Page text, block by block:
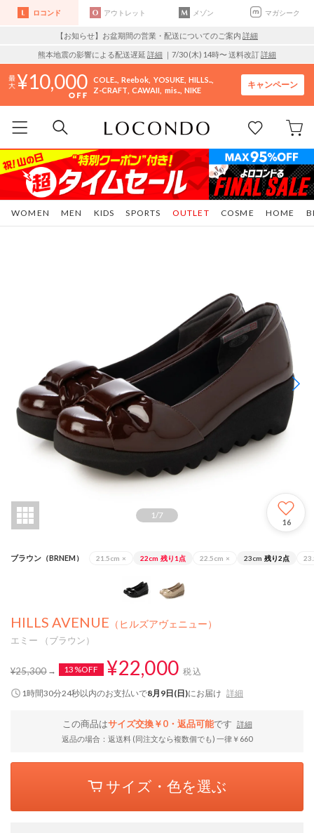
ロコンド アウトレット メゾン マガシーク
【お知らせ】お盆期間の営業・配送についてのご案内 詳細
熊本地震の影響による配送遅延 詳細 ｜7/30 (木) 14時〜 送料改訂詳細
10,000 COLE.. Reebok YOSUKE HILLS..
Z-CRAFT CAWAII mis.. NIKE
キャンペーン
WOMEN MEN KIDS SPORTS COSME HOME
OUTLET
1 /7
16
ブラウン（BRNEM） 21.5cm × 22cm 残り1点 22.5cm × 23cm 残り2点
HILLS AVENUE （ヒルズアヴェニュー）
エミー （ブラウン）
¥25,300 13%OFF ¥22,000 税込
1時間30分24秒以内のお支払いで8月9日(日)にお届け 詳細
この商品はサイズ交換￥0・返品可能です
詳細
返品の場合：返送料 (同注文なら複数個でも) 一律￥660
サイズ・色を選ぶ